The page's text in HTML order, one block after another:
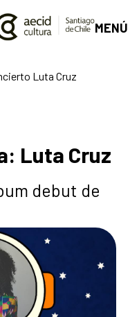
MENÚ
Luta Cruz
Luta Cruz
debut de